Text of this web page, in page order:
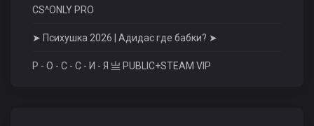
CS^ONLY PRO
➤ Психушка 2026 | Адидас где бабки? ➤
Р - О - С - С - И - Я 亗 PUBLIC+STEAM VIP